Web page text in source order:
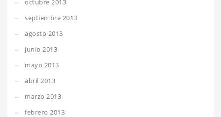
octubre 2013
septiembre 2013
agosto 2013
junio 2013
mayo 2013
abril 2013
marzo 2013
febrero 2013